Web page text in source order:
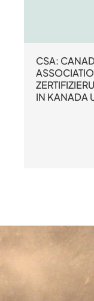
CSA:
IN KANADA